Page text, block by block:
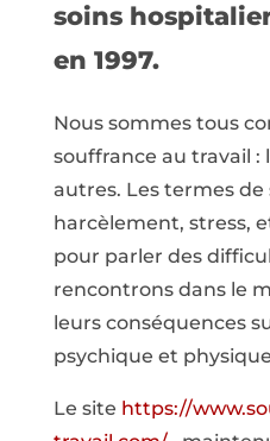
soins
en 1997.
Nous sommes tous
souffrance au travail :
autres. Les termes de
harcèlement, stress,
pour parler des
rencontrons dans le
leurs conséquences
psychique et
Le site https://